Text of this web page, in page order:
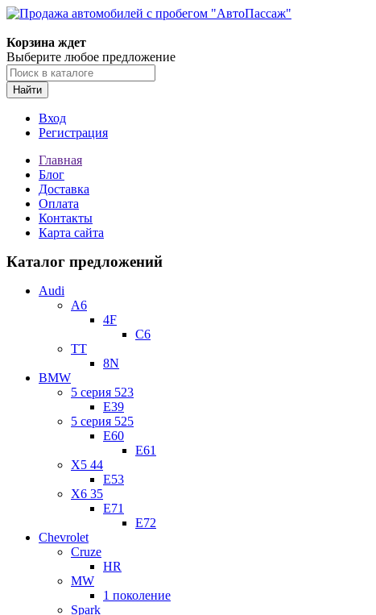
Корзина ждет
Выберите любое предложение
Найти
Вход
Регистрация
Главная
Блог
Доставка
Оплата
Контакты
Карта сайта
Каталог предложений
Audi
A6
4F
C6
TT
8N
BMW
5 серия 523
E39
5 серия 525
E60
E61
X5 44
E53
X6 35
E71
E72
Chevrolet
Cruze
HR
MW
1 поколение
Spark